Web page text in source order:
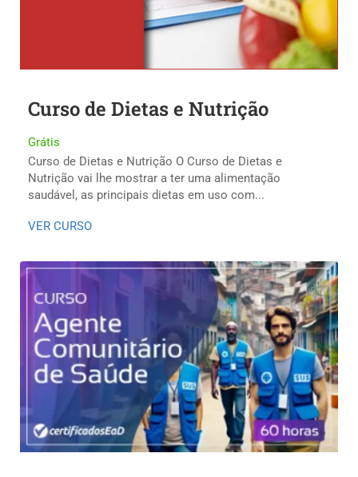
Curso de Dietas e Nutrição
Grátis
Curso de Dietas e Nutrição O Curso de Dietas e
Nutrição vai lhe mostrar a ter uma alimentação
saudável, as principais dietas em uso com...
VER CURSO